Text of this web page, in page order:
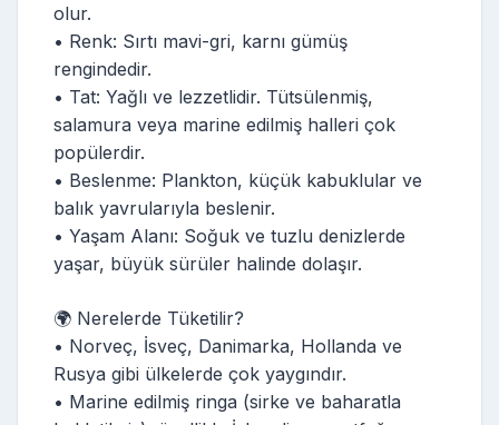
olur.
• Renk: Sırtı mavi-gri, karnı gümüş
rengindedir.
• Tat: Yağlı ve lezzetlidir. Tütsülenmiş,
salamura veya marine edilmiş halleri çok
popülerdir.
• Beslenme: Plankton, küçük kabuklular ve
balık yavrularıyla beslenir.
• Yaşam Alanı: Soğuk ve tuzlu denizlerde
yaşar, büyük sürüler halinde dolaşır.
🌍 Nerelerde Tüketilir?
• Norveç, İsveç, Danimarka, Hollanda ve
Rusya gibi ülkelerde çok yaygındır.
• Marine edilmiş ringa (sirke ve baharatla